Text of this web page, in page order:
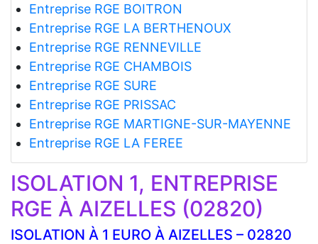
Entreprise RGE BOITRON
Entreprise RGE LA BERTHENOUX
Entreprise RGE RENNEVILLE
Entreprise RGE CHAMBOIS
Entreprise RGE SURE
Entreprise RGE PRISSAC
Entreprise RGE MARTIGNE-SUR-MAYENNE
Entreprise RGE LA FEREE
ISOLATION 1, ENTREPRISE
RGE À AIZELLES (02820)
ISOLATION À 1 EURO À AIZELLES – 02820